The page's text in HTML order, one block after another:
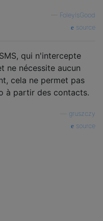
FoleyIsGood
source
qui n'intercepte
ne nécessite aucun
cela ne permet pas
à partir des contacts.
gruszczy
source